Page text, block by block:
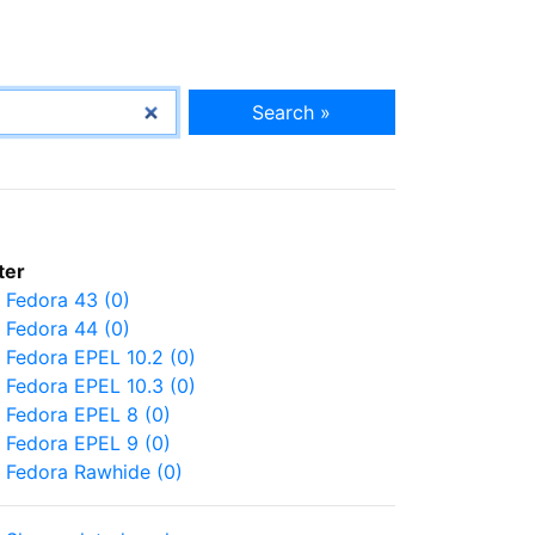
Search »
Fedora 43 (0)
Fedora 44 (0)
Fedora EPEL 10.2 (0)
Fedora EPEL 10.3 (0)
Fedora EPEL 8 (0)
Fedora EPEL 9 (0)
Fedora Rawhide (0)